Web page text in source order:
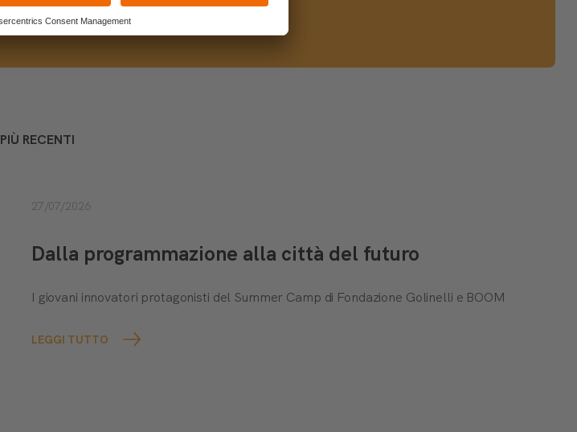
Clicca qui
PIÙ RECENTI
27/07/2026
Dalla programmazione alla città del futuro
I giovani innovatori protagonisti del Summer Camp di Fondazione Golinelli e BOOM
LEGGI TUTTO